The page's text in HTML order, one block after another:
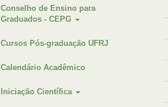
Conselho de Ensino para
Graduados - CEPG
Cursos Pós-graduação UFRJ
Calendário Acadêmico
Iniciação Científica